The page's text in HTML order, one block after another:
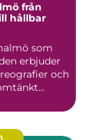
från
hållbar
som
erbjuder
och